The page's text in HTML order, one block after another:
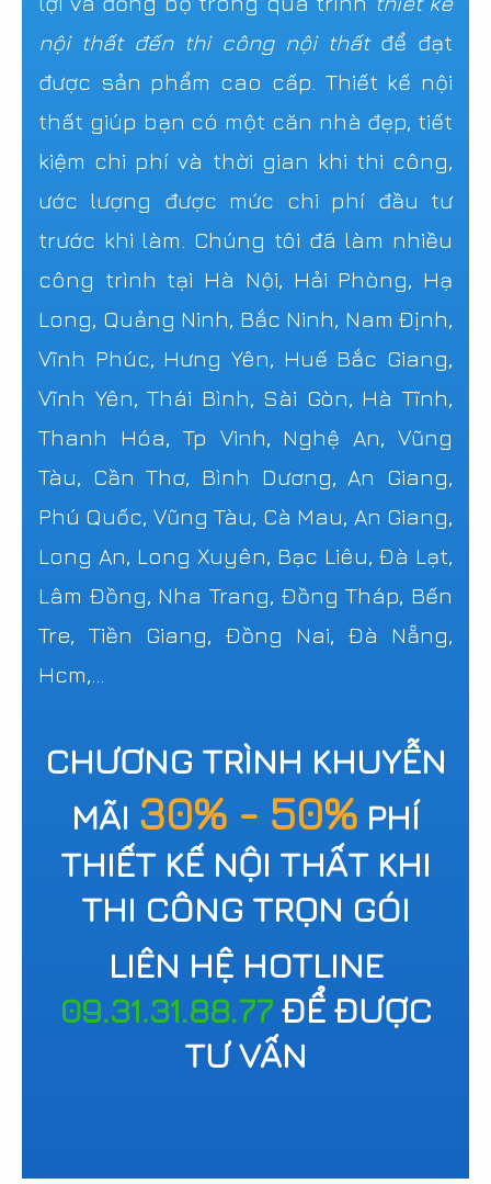
nội thất đến thi công nội thấtđể đạt
được sản phẩm cao cấp. Thiết kế nội
thất giúp bạn có một căn nhà đẹp, tiết
kiệm chi phí và thời gian khi thi công,
ước lượng được mức chi phí đầu tư
trước khi làm. Chúng tôi đã làm nhiều
công trình tại Hà Nội, Hải Phòng, Hạ
Long, Quảng Ninh, Bắc Ninh, Nam Định,
Vĩnh Phúc, Hưng Yên, Huế Bắc Giang,
Vĩnh Yên, Thái Bình, Sài Gòn, Hà Tĩnh,
Thanh Hóa, Tp Vinh, Nghệ An, Vũng
Tàu, Cần Thơ, Bình Dương, An Giang,
Phú Quốc, Vũng Tàu, Cà Mau, An Giang,
Long An, Long Xuyên, Bạc Liêu, Đà Lạt,
Lâm Đồng, Nha Trang, Đồng Tháp, Bến
Tre, Tiền Giang, Đồng Nai, Đà Nẵng,
Hcm,...
CHƯƠNG TRÌNH KHUYỄN
MÃI 30% - 50% PHÍ
THIẾT KẾ NỘI THẤT KHI
THI CÔNG TRỌN GÓI
LIÊN HỆ HOTLINE
09.31.31.88.77ĐỂ ĐƯỢC
TƯ VẤN